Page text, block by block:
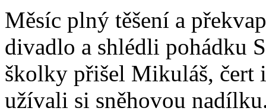
Měsíc plný těšení a
divadlo a shlédli pohádku
školky přišel Mikuláš, čert
užívali si sněhovou